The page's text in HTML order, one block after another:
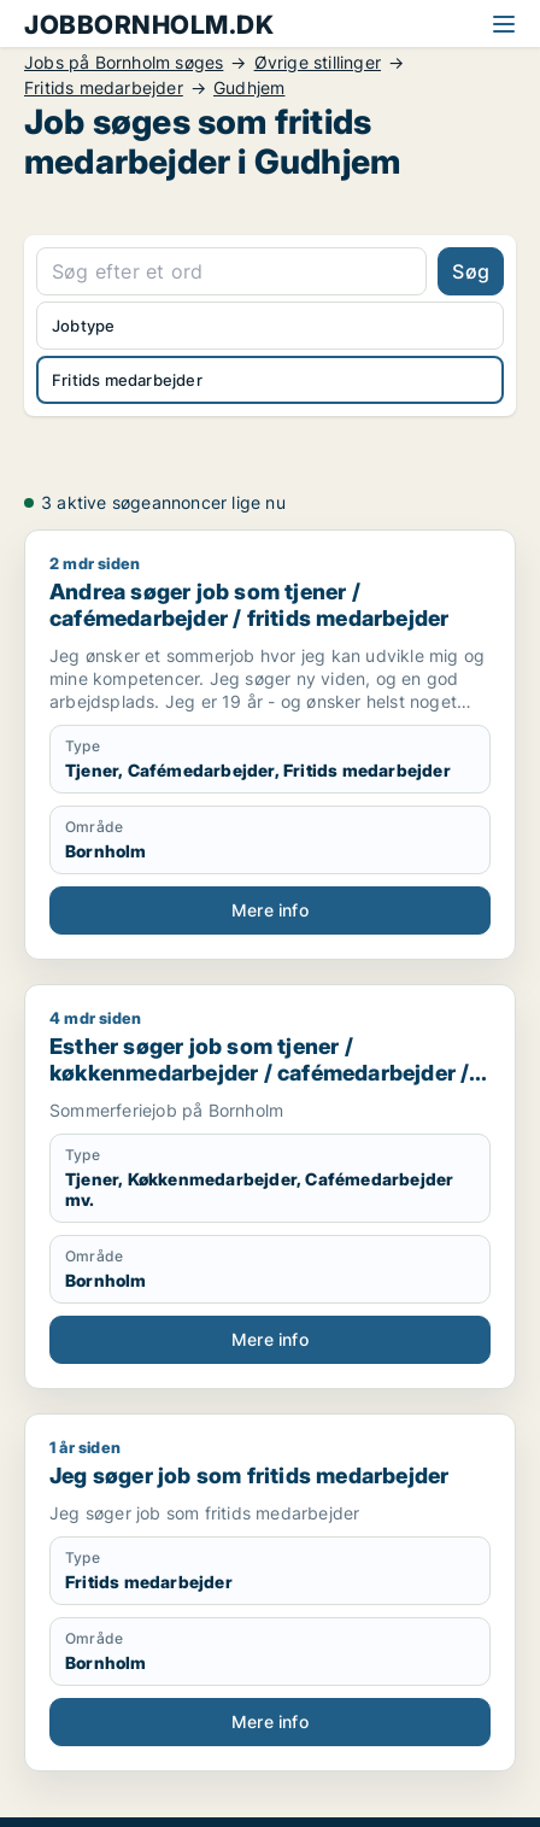
JOBBORNHOLM.DK
Jobs på Bornholm søges
Øvrige stillinger
Fritids medarbejder
Gudhjem
Job søges som fritids
medarbejder i Gudhjem
Søg
Fritids medarbejder
Jobtype
3 aktive søgeannoncer lige nu
Andrea søger job som tjener / cafémedarbejder / fritids
2 mdr siden
Andrea søger job som tjener /
cafémedarbejder / fritids medarbejder
Jeg ønsker et sommerjob hvor jeg kan udvikle mig og
mine kompetencer. Jeg søger ny viden, og en god
arbejdsplads. Jeg er 19 år - og ønsker helst noget
hvor jeg kan komme i kontakt med mennesker
Type
Tjener, Cafémedarbejder, Fritids medarbejder
Område
Bornholm
Mere info
Esther søger job som tjener / køkkenmedarbejder /
4 mdr siden
Esther søger job som tjener /
køkkenmedarbejder / cafémedarbejder /
blomsterhandler / fritids medarbejder
Sommerferiejob på Bornholm
Type
Tjener, Køkkenmedarbejder, Cafémedarbejder
mv.
Område
Bornholm
Mere info
Jeg søger job som fritids medarbejder
1 år siden
Jeg søger job som fritids medarbejder
Jeg søger job som fritids medarbejder
Type
Fritids medarbejder
Område
Bornholm
Mere info